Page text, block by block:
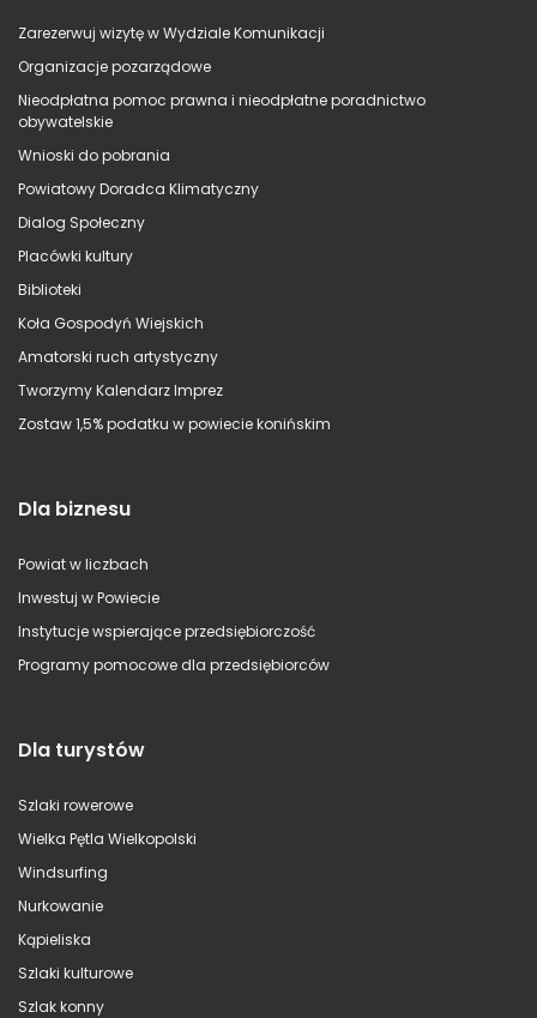
Zarezerwuj wizytę w Wydziale Komunikacji
Organizacje pozarządowe
Nieodpłatna pomoc prawna i nieodpłatne poradnictwo
obywatelskie
Wnioski do pobrania
Powiatowy Doradca Klimatyczny
Dialog Społeczny
Placówki kultury
Biblioteki
Koła Gospodyń Wiejskich
Amatorski ruch artystyczny
Tworzymy Kalendarz Imprez
Zostaw 1,5% podatku w powiecie konińskim
Dla biznesu
Powiat w liczbach
Inwestuj w Powiecie
Instytucje wspierające przedsiębiorczość
Programy pomocowe dla przedsiębiorców
Dla turystów
Szlaki rowerowe
Wielka Pętla Wielkopolski
Windsurfing
Nurkowanie
Kąpieliska
Szlaki kulturowe
Szlak konny